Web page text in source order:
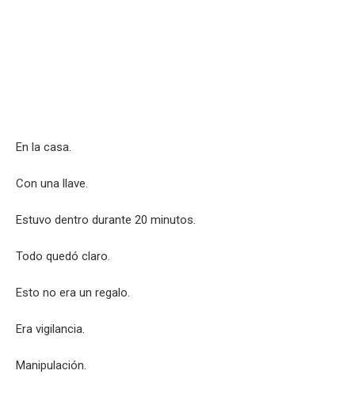
En la casa.
Con una llave.
Estuvo dentro durante 20 minutos.
Todo quedó claro.
Esto no era un regalo.
Era vigilancia.
Manipulación.